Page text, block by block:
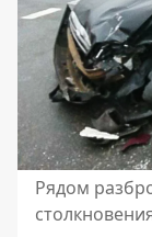
Рядом